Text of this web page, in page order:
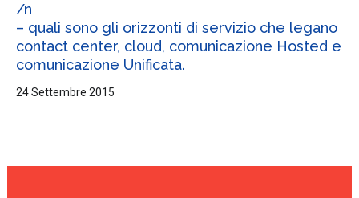
/n
– quali sono gli orizzonti di servizio che legano
contact center, cloud, comunicazione Hosted e
comunicazione Unificata.
24 Settembre 2015